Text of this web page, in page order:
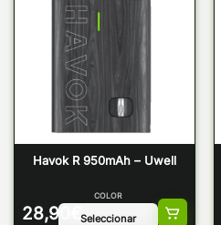
Havok R 950mAh – Uwell
28,90 €
COLOR